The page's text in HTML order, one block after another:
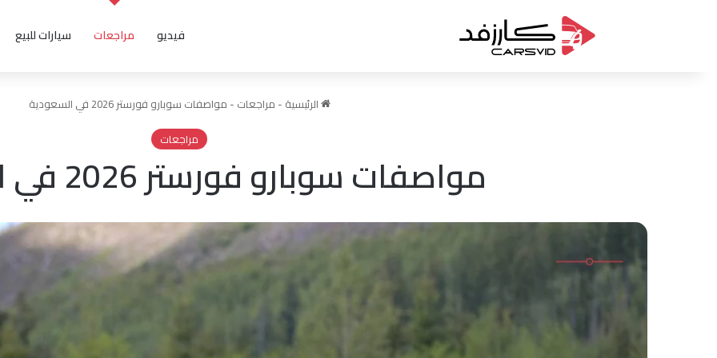
فيديو مراجعات سيارات للبيع
الرئيسية - مراجعات - مواصفات سوبارو فورستر 2026 في السعودية
مراجعات
مواصفات سوبارو فورستر 2026 في السعودية